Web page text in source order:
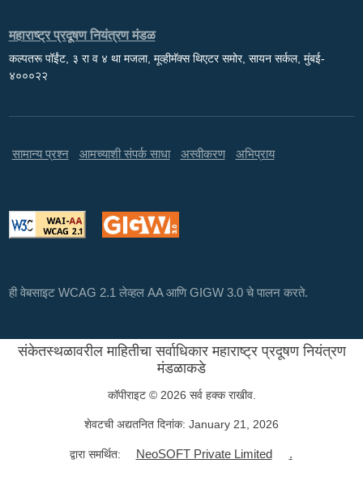
महाराष्ट्र प्रदूषण नियंत्रण मंडळ
कल्पतरू पॉईंट, ३ रा व ४ था मजला, मूव्हीमॅक्स थिएटर समोर, सायन सर्कल, मुंबई-
४०००२२
सामान्य प्रश्न आमच्याशी संपर्क साधा अस्वीकरण अभिप्राय
ही वेबसाइट WCAG 2.1 लेव्हल AA आणि GIGW 3.0 चे पालन करते.
संकेतस्थळावरील माहितीचा सर्वाधिकार महाराष्ट्र प्रदूषण नियंत्रण
मंडळाकडे
कॉपीराइट © 2026 सर्व हक्क राखीव.
शेवटची अद्यतनित दिनांक: January 21, 2026
द्वारा समर्थित: NeoSOFT Private Limited .